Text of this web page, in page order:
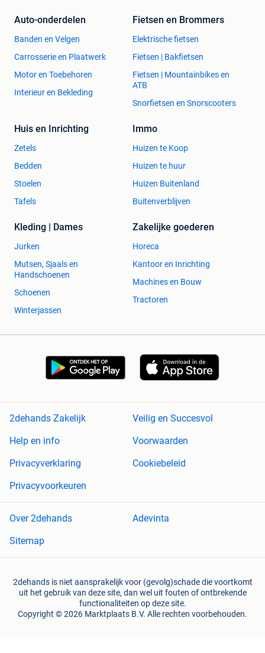
Auto-onderdelen
Banden en Velgen
Carrosserie en Plaatwerk
Motor en Toebehoren
Interieur en Bekleding
Fietsen en Brommers
Elektrische fietsen
Fietsen | Bakfietsen
Fietsen | Mountainbikes en
ATB
Snorfietsen en Snorscooters
Huis en Inrichting
Zetels
Bedden
Stoelen
Tafels
Immo
Huizen te Koop
Huizen te huur
Huizen Buitenland
Buitenverblijven
Kleding | Dames
Jurken
Mutsen, Sjaals en
Handschoenen
Schoenen
Winterjassen
Zakelijke goederen
Horeca
Kantoor en Inrichting
Machines en Bouw
Tractoren
2dehands Zakelijk
Veilig en Succesvol
Help en info
Voorwaarden
Privacyverklaring
Cookiebeleid
Privacyvoorkeuren
Over 2dehands
Adevinta
Sitemap
2dehands is niet aansprakelijk voor (gevolg)schade die voortkomt
uit het gebruik van deze site, dan wel uit fouten of ontbrekende
functionaliteiten op deze site.
Copyright © 2026 Marktplaats B.V. Alle rechten voorbehouden.